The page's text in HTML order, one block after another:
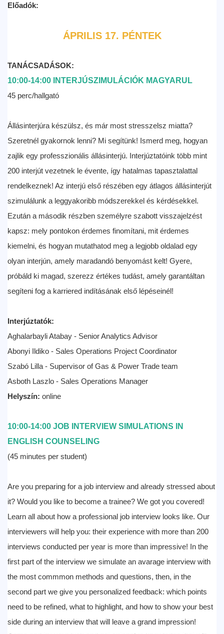
Előadók:
ÁPRILIS 17. PÉNTEK
TANÁCSADÁSOK:
10:00-14:00 INTERJÚSZIMULÁCIÓK MAGYARUL
45 perc/hallgató
Állásinterjúra készülsz, és már most stresszelsz miatta?
Szeretnél gyakornok lenni? Mi segítünk! Ismerd meg, hogyan
zajlik egy professzionális állásinterjú. Interjúztatóink több mint
200 interjút vezetnek le évente, így hatalmas tapasztalattal
rendelkeznek! Az interjú első részében egy átlagos állásinterjút
szimulálunk a leggyakoribb módszerekkel és kérdésekkel.
Ezután a második részben személyre szabott visszajelzést
kapsz: mely pontokon érdemes finomítani, mit érdemes
kiemelni, és hogyan mutathatod meg a legjobb oldalad egy
olyan interjún, amely maradandó benyomást kelt! Gyere,
próbáld ki magad, szerezz értékes tudást, amely garantáltan
segíteni fog a karriered indításának első lépéseinél!
Interjúztatók:
Aghalarbayli Atabay - Senior Analytics Advisor
Abonyi Ildiko - Sales Operations Project Coordinator
Szabó Lilla - Supervisor of Gas & Power Trade team
Asboth Laszlo - Sales Operations Manager
Helyszín: online
10:00-14:00 JOB INTERVIEW SIMULATIONS IN
ENGLISH COUNSELING
(45 minutes per student)
Are you preparing for a job interview and already stressed about
it? Would you like to become a trainee? We got you covered!
Learn all about how a professional job interview looks like. Our
interviewers will help you: their experience with more than 200
interviews conducted per year is more than impressive! In the
first part of the interview we simulate an avarage interview with
the most commmon methods and questions, then, in the
second part we give you personalized feedback: which points
need to be refined, what to highlight, and how to show your best
side during an interview that will leave a grand impression!